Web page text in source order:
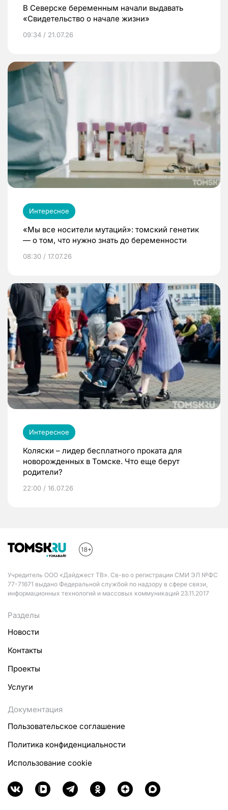
В Северске беременным начали выдавать
«Свидетельство о начале жизни»
09:34 / 21.07.26
Интересное
«Мы все носители мутаций»: томский генетик
— о том, что нужно знать до беременности
08:30 / 17.07.26
Интересное
Коляски – лидер бесплатного проката для
новорожденных в Томске. Что еще берут
родители?
22:00 / 16.07.26
Учредитель ООО «Дайджест ТВ». Св-во о регистрации СМИ ЭЛ №ФС
77-71671 выдано Федеральной службой по надзору в сфере связи,
информационных технологий и массовых коммуникаций 23.11.2017
Разделы
Новости
Контакты
Проекты
Услуги
Документация
Пользовательское соглашение
Политика конфиденциальности
Использование cookie